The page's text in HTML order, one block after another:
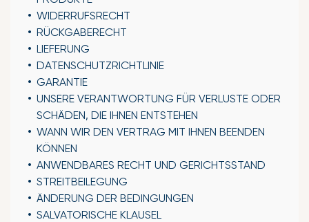
WIDERRUFSRECHT
RÜCKGABERECHT
LIEFERUNG
DATENSCHUTZRICHTLINIE
GARANTIE
UNSERE VERANTWORTUNG FÜR VERLUSTE ODER
SCHÄDEN, DIE IHNEN ENTSTEHEN
WANN WIR DEN VERTRAG MIT IHNEN BEENDEN
KÖNNEN
ANWENDBARES RECHT UND GERICHTSSTAND
STREITBEILEGUNG
ÄNDERUNG DER BEDINGUNGEN
SALVATORISCHE KLAUSEL